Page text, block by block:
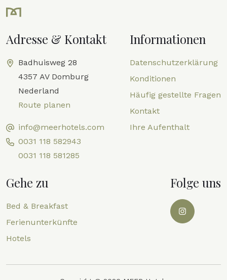
Adresse & Kontakt
Badhuisweg 28
4357 AV Domburg
Nederland
Route planen
info@meerhotels.com
0031 118 582943
0031 118 581285
Informationen
Datenschutzerklärung
Konditionen
Häufig gestellte Fragen
Kontakt
Ihre Aufenthalt
Gehe zu
Bed & Breakfast
Ferienunterkünfte
Hotels
Folge uns